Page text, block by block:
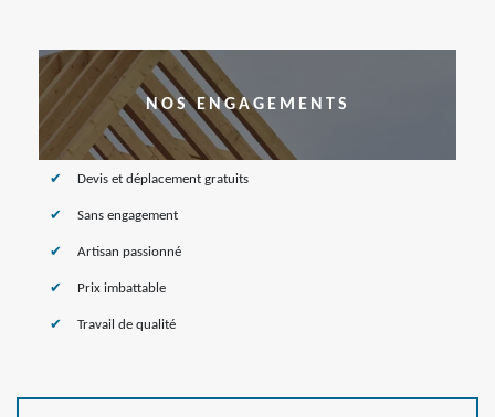
NOS ENGAGEMENTS
Devis et déplacement gratuits
Sans engagement
Artisan passionné
Prix imbattable
Travail de qualité